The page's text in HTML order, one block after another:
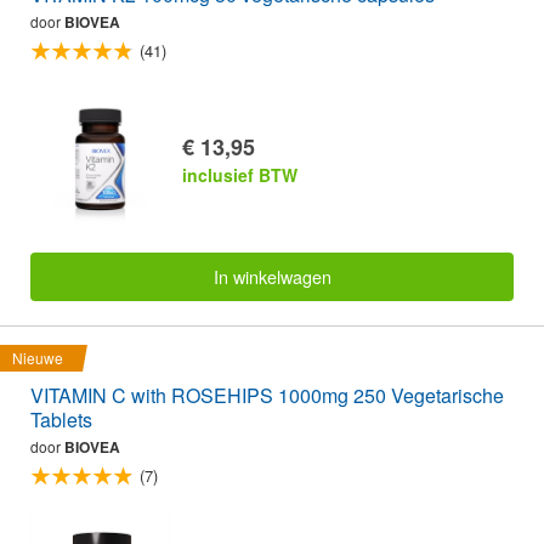
door BIOVEA
(41)
€ 13,95
inclusief BTW
In winkelwagen
Nieuwe
VITAMIN C with ROSEHIPS 1000mg 250 Vegetarische
Tablets
door BIOVEA
(7)